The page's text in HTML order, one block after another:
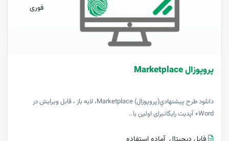
فوری
پروپوزال Marketplace
دانلود طرح پيشنهادي(پروپوزال) Marketplace، لایه باز ، قابل ویرایش در
Word+ آپدیت رایگانبرای اولین با..